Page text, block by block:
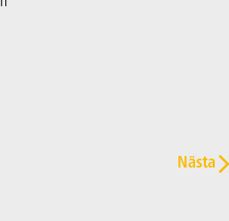
Nästa